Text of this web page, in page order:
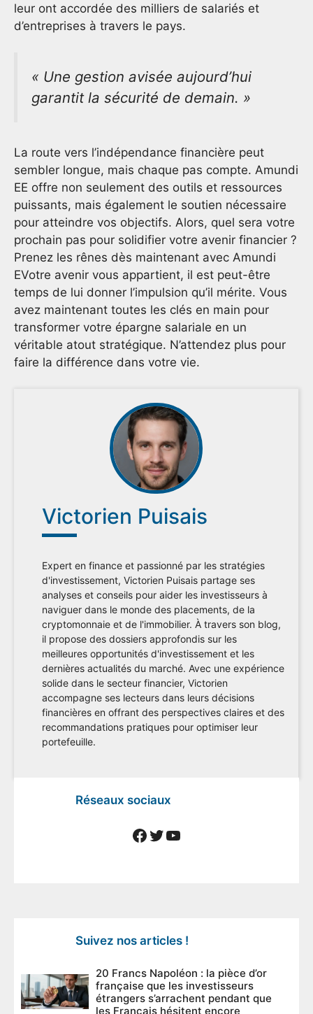
leur ont accordée des milliers de salariés et
d’entreprises à travers le pays.
« Une gestion avisée aujourd’hui
garantit la sécurité de demain. »
La route vers l’indépendance financière peut
sembler longue, mais chaque pas compte. Amundi
EE offre non seulement des outils et ressources
puissants, mais également le soutien nécessaire
pour atteindre vos objectifs. Alors, quel sera votre
prochain pas pour solidifier votre avenir financier ?
Prenez les rênes dès maintenant avec Amundi
EVotre avenir vous appartient, il est peut-être
temps de lui donner l’impulsion qu’il mérite. Vous
avez maintenant toutes les clés en main pour
transformer votre épargne salariale en un
véritable atout stratégique. N’attendez plus pour
faire la différence dans votre vie.
Victorien Puisais
Expert en finance et passionné par les stratégies
d'investissement, Victorien Puisais partage ses
analyses et conseils pour aider les investisseurs à
naviguer dans le monde des placements, de la
cryptomonnaie et de l'immobilier. À travers son blog,
il propose des dossiers approfondis sur les
meilleures opportunités d'investissement et les
dernières actualités du marché. Avec une expérience
solide dans le secteur financier, Victorien
accompagne ses lecteurs dans leurs décisions
financières en offrant des perspectives claires et des
recommandations pratiques pour optimiser leur
portefeuille.
Réseaux sociaux
Facebook
Twitter
YouTube
Suivez nos articles !
20 Francs Napoléon : la pièce d’or
française que les investisseurs
étrangers s’arrachent pendant que
les Français hésitent encore